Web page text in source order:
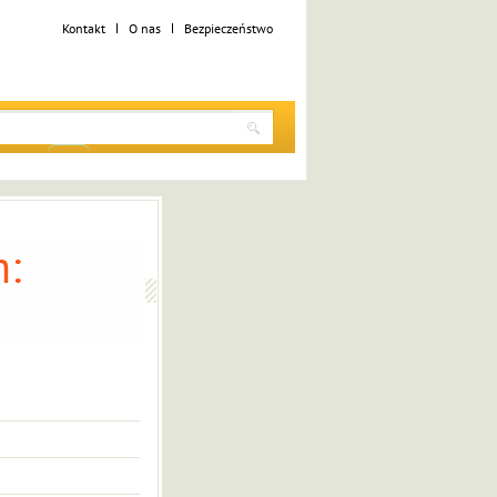
Kontakt O nas Bezpieczeństwo